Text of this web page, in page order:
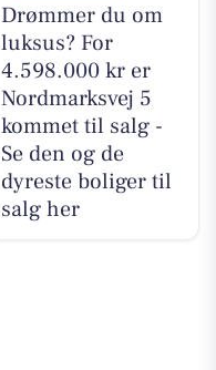
Drømmer du om
luksus? For
4.598.000 kr er
Nordmarksvej 5
kommet til salg -
Se den og de
dyreste boliger til
salg her